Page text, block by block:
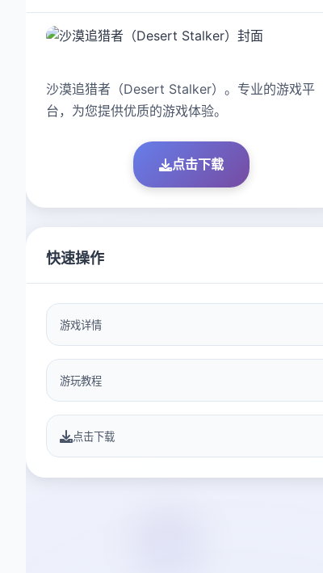
沙漠追猎者（Desert Stalker）。专业的游戏平
台，为您提供优质的游戏体验。
点击下载
快速操作
游戏详情
游玩教程
点击下载